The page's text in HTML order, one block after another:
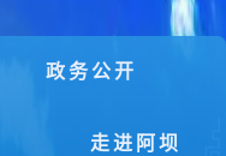
政务公开
走进阿坝